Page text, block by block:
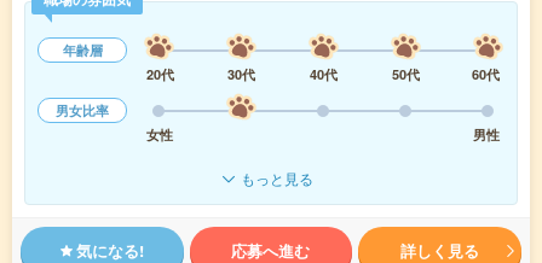
年齢層
20代
30代 40代 50代
60代
男女比率
女性
男性
もっと見る
気になる! 応募へ進む 詳しく見る